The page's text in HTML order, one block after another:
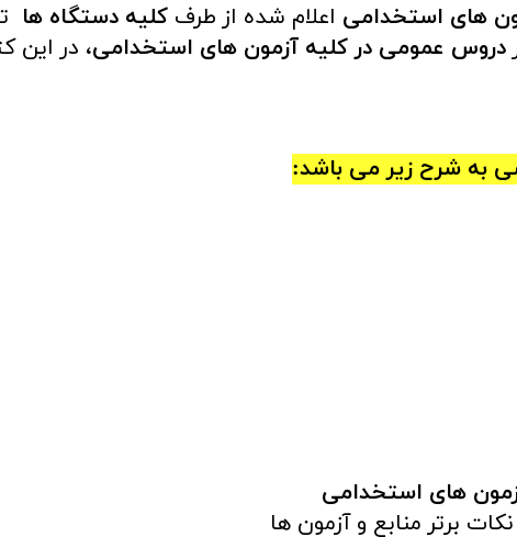
های استخدامی اعلام شده از طرف کلیه دستگاه ها
دروس عمومی در کلیه آزمون های استخدامی، در این
به شرح زیر می باشد:
های استخدامی
برتر منابع و آزمون ها